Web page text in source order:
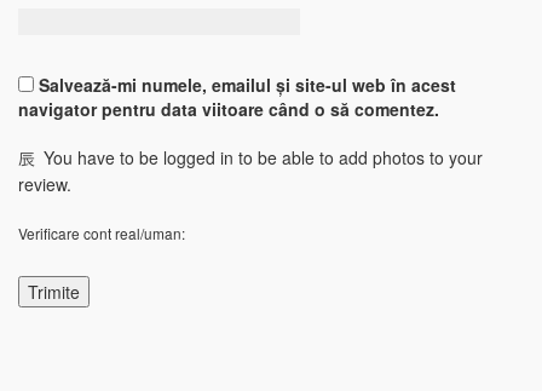
Salvează-mi numele, emailul și site-ul web în acest
navigator pentru data viitoare când o să comentez.
You have to be logged in to be able to add photos to your
review.
Verificare cont real/uman: